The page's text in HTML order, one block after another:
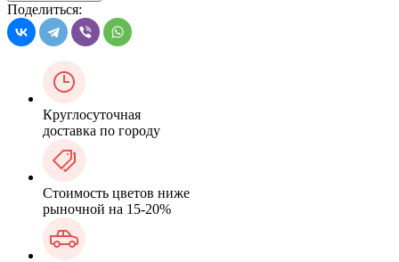
Поделиться:
Круглосуточная
доставка по городу
Стоимость цветов ниже
рыночной на 15-20%